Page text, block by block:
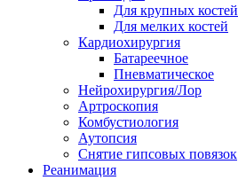
Для крупных костей
Для мелких костей
Кардиохирургия
Батареечное
Пневматическое
Нейрохирургия/Лор
Артроскопия
Комбустиология
Аутопсия
Снятие гипсовых повязок
Реанимация